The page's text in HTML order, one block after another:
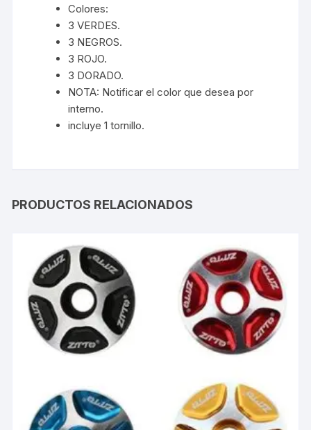
Colores:
3 VERDES.
3 NEGROS.
3 ROJO.
3 DORADO.
NOTA: Notificar el color que desea por
interno.
incluye 1 tornillo.
PRODUCTOS RELACIONADOS